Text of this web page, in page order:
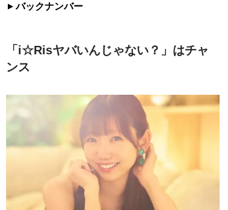
バックナンバー
「i☆Risヤバいんじゃない？」はチャ
ンス